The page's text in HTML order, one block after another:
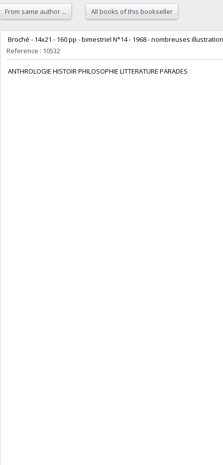
From same author ... All books of this bookseller
Broché - 14x21 - 160 pp - bimestriel N°14 - 1968 - nombreuses
Reference : 10532
‎ ANTHROLOGIE HISTOIR PHILOSOPHIE LITTERATURE PARADES‎